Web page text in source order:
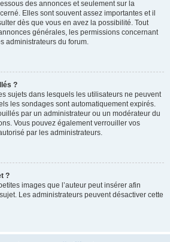
des annonces et seulement sur la
Elles sont souvent assez importantes et il
dès que vous en avez la possibilité. Tout
générales, les permissions concernant
administrateurs du forum.
?
sujets dans lesquels les utilisateurs ne peuvent
les sondages sont automatiquement expirés.
par un administrateur ou un modérateur du
Vous pouvez également verrouiller vos
par les administrateurs.
?
images que l’auteur peut insérer afin
Les administrateurs peuvent désactiver cette